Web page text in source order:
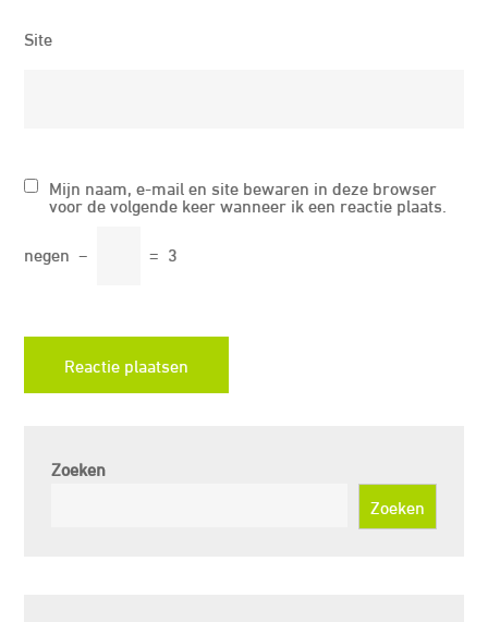
Site
Mijn naam, e-mail en site bewaren in deze browser
voor de volgende keer wanneer ik een reactie plaats.
negen − = 3
Zoeken
Zoeken